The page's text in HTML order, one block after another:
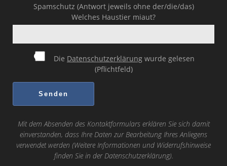
Spamschutz (Antwort jeweils ohne der/die/das)
Welches Haustier miaut?
Die Datenschutzerklärung wurde gelesen
(Pflichtfeld)
Mit dem Absenden des Kontaktformulars erklären Sie sich damit
einverstanden, dass Ihre Daten zur Bearbeitung Ihres Anliegens
verwendet werden (Weitere Informationen und Widerrufshinweise
finden Sie in derDatenschutzerklärung).